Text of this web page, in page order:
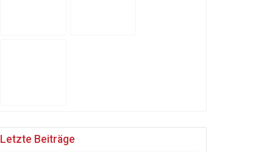
Letzte Beiträge